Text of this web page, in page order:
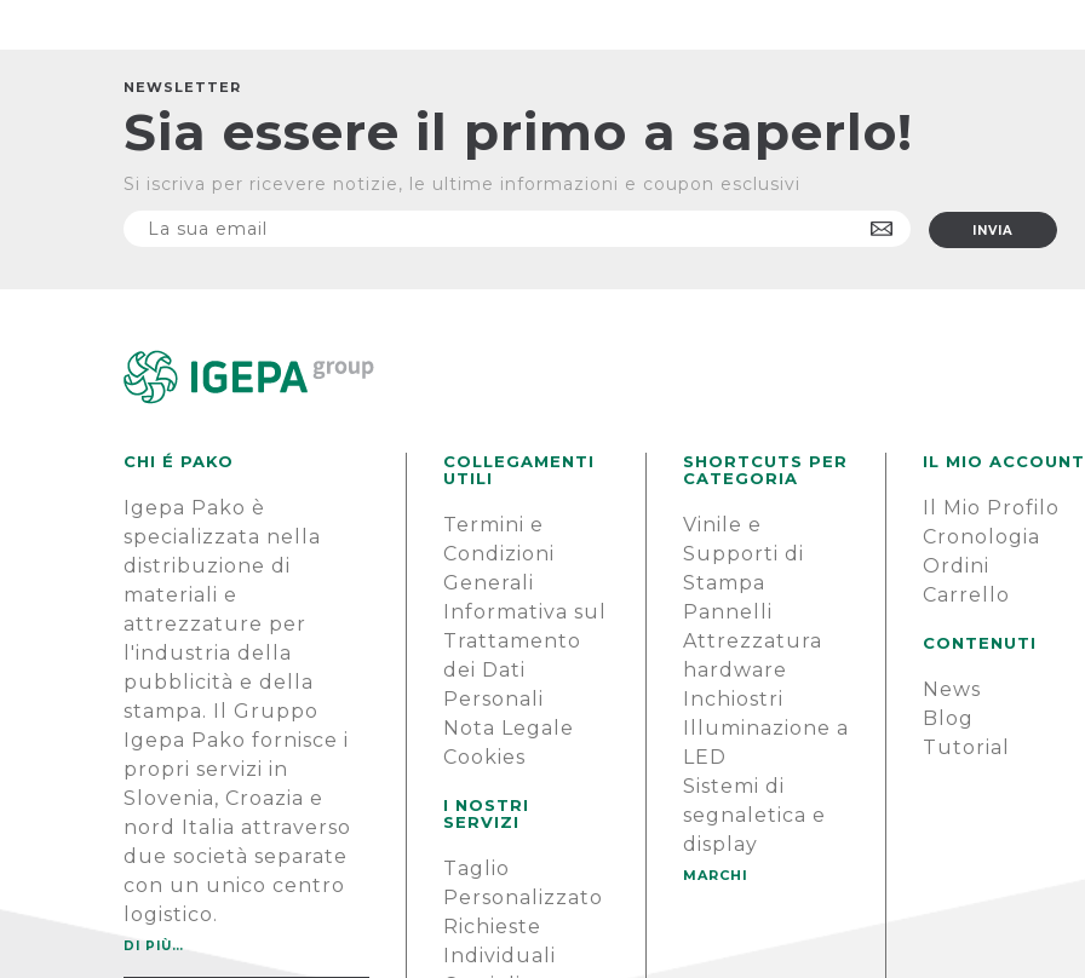
NEWSLETTER
Sia essere il primo a saperlo!
Si iscriva per ricevere notizie, le ultime informazioni e coupon esclusivi
CHI É PAKO
Igepa Pako è
specializzata nella
distribuzione di
materiali e
attrezzature per
l'industria della
pubblicità e della
stampa. Il Gruppo
Igepa Pako fornisce i
propri servizi in
Slovenia, Croazia e
nord Italia attraverso
due società separate
con un unico centro
logistico.
DI PIÙ…
COLLEGAMENTI
UTILI
Termini e
Condizioni
Generali
Informativa sul
Trattamento
dei Dati
Personali
Nota Legale
Cookies
I NOSTRI
SERVIZI
Taglio
Personalizzato
Richieste
Individuali
SHORTCUTS PER
CATEGORIA
Vinile e
Supporti di
Stampa
Pannelli
Attrezzatura
hardware
Inchiostri
Illuminazione a
LED
Sistemi di
segnaletica e
display
MARCHI
IL MIO ACCOUNT
Il Mio Profilo
Cronologia
Ordini
Carrello
CONTENUTI
News
Blog
Tutorial